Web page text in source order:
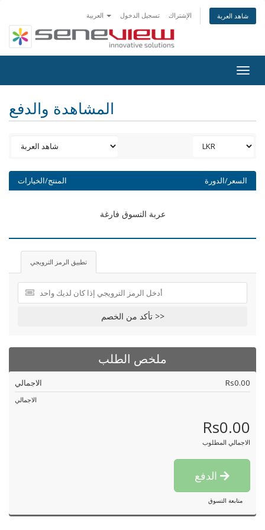
تسجيل الدخول الإشتراك شاهد العربة
المشاهدة والدفع
المنتج/الخيارات السعر/الدورة
عربة التسوق فارغة
تطبيق الرمز الترويجي
تأكد من الخصم >>
ملخص الطلب
الاجمالي Rs0.00
الاجمالي
Rs0.00
الاجمالي المطلوب
متابعة التسوق